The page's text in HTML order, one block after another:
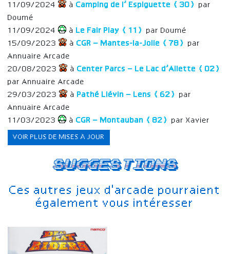
Suggestions
Ces autres jeux d'arcade pourraient
également vous intéresser
11/09/2024
à Camping de l’ Espiguette (30)
par
Doumé
11/09/2024
à Le Fair Play (11)
par Doumé
15/09/2023
à CGR – Mantes-la-Jolie (78)
par
Annuaire Arcade
20/08/2023
à Center Parcs – Le Lac d’Ailette (02)
par Annuaire Arcade
29/03/2023
à Pathé Liévin – Lens (62)
par
Annuaire Arcade
11/03/2023
à CGR – Montauban (82) par Xavier
VOIR PLUS DE MISES À JOUR